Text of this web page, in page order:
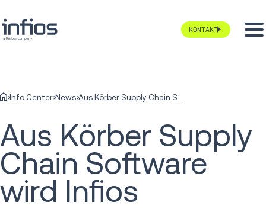
KONTAKT
Info Center News Aus Körber Supply Chain Software wird Infios
Aus Körber Supply
Chain Software
wird Infios